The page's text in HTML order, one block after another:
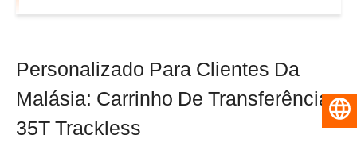
Personalizado Para Clientes Da
Malásia: Carrinho De Transferência
35T Trackless
Português do Brasil